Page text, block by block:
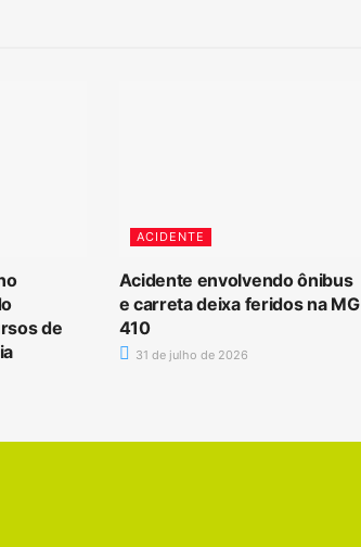
de
ACIDENTE
Acidente envolvendo ônibus
e carreta deixa feridos na MG
410
31 de julho de 2026